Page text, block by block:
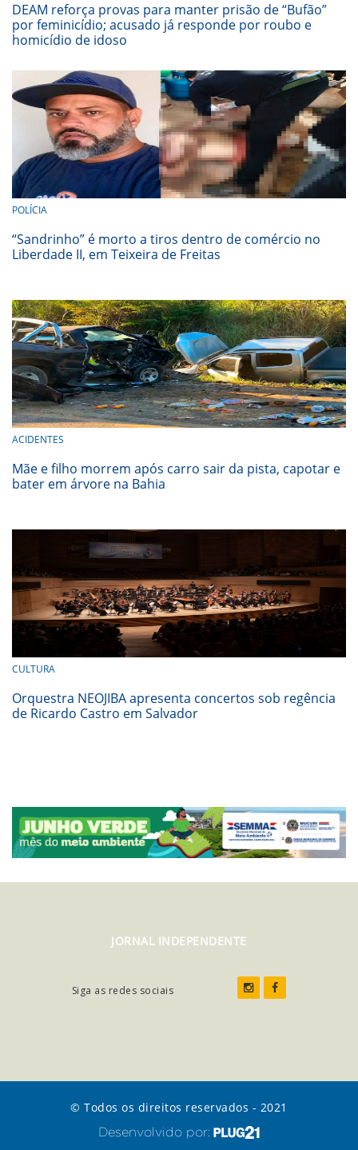
DEAM reforça provas para manter prisão de “Bufão”
por feminicídio; acusado já responde por roubo e
homicídio de idoso
POLÍCIA
“Sandrinho” é morto a tiros dentro de comércio no
Liberdade II, em Teixeira de Freitas
ACIDENTES
Mãe e filho morrem após carro sair da pista, capotar e
bater em árvore na Bahia
CULTURA
Orquestra NEOJIBA apresenta concertos sob regência
de Ricardo Castro em Salvador
JORNAL INDEPENDENTE
Siga as redes sociais
© Todos os direitos reservados - 2021